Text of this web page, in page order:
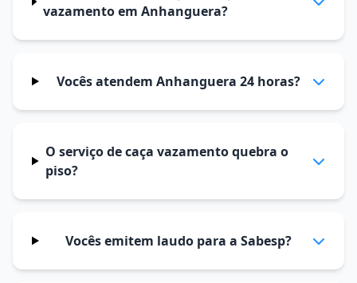
vazamento em Anhanguera?
Vocês atendem Anhanguera 24 horas?
O serviço de caça vazamento quebra o
piso?
Vocês emitem laudo para a Sabesp?